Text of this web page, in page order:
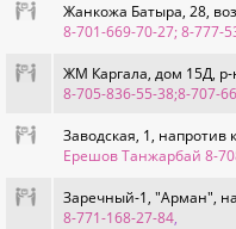
Жанкожа Батыра, 28,
8-701-669-70-27; 8-777-
ЖМ Каргала, дом 15Д,
8-705-836-55-38;8-707-
Заводская, 1, напротив
Ерешов Танжарбай 8-
Заречный-1, "Арман",
8-771-168-27-84,